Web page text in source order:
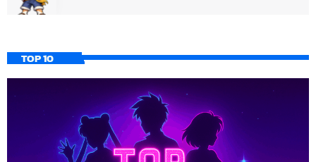
TOP 10